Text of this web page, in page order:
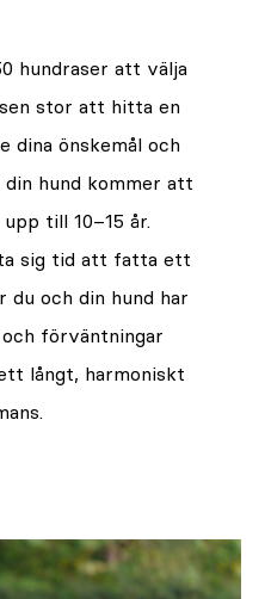
hundraser att välja
stor att hitta en
dina önskemål och
din hund kommer att
till 10–15 år.
sig tid att fatta ett
du och din hund har
förväntningar
långt, harmoniskt